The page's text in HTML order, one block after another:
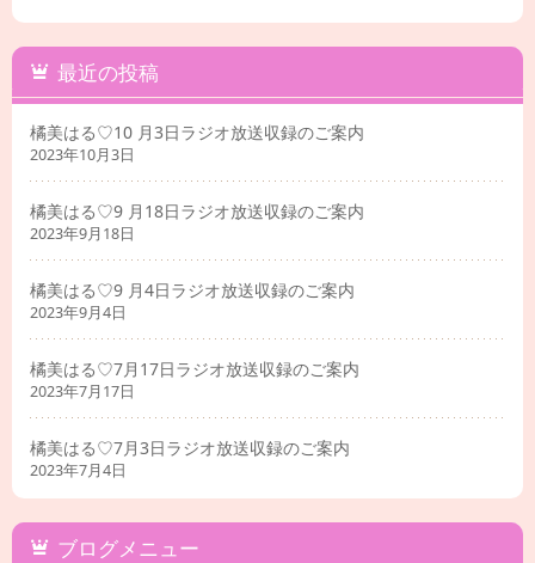
最近の投稿
橘美はる♡10 月3日ラジオ放送収録のご案内
2023年10月3日
橘美はる♡9 月18日ラジオ放送収録のご案内
2023年9月18日
橘美はる♡9 月4日ラジオ放送収録のご案内
2023年9月4日
橘美はる♡7月17日ラジオ放送収録のご案内
2023年7月17日
橘美はる♡7月3日ラジオ放送収録のご案内
2023年7月4日
ブログメニュー